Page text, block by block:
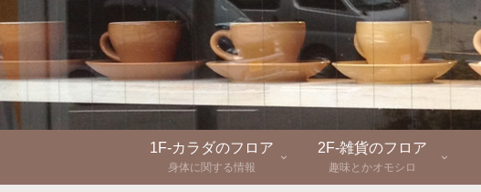
1F-カラダのフロア
身体に関する情報
2F-雑貨のフロア
趣味とかオモシロ